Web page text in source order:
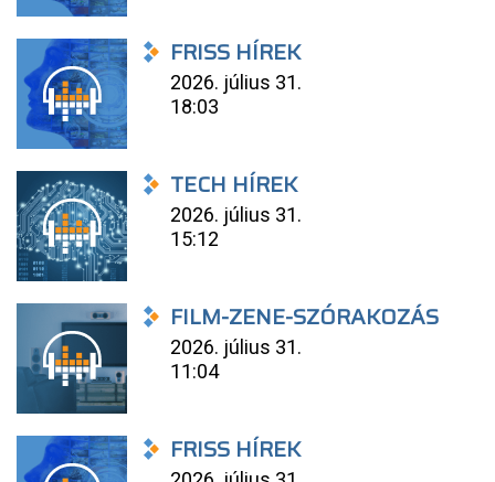
FRISS HÍREK
2026. július 31.
18:03
TECH HÍREK
2026. július 31.
15:12
FILM-ZENE-SZÓRAKOZÁS
2026. július 31.
11:04
FRISS HÍREK